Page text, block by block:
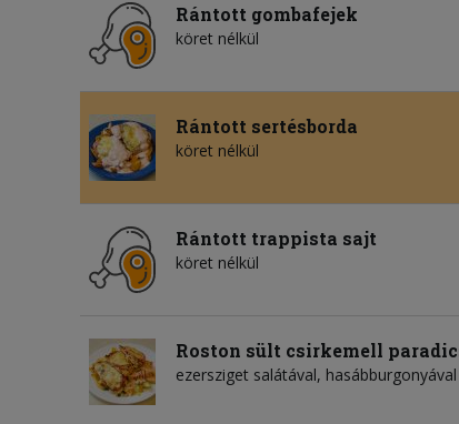
Rántott gombafejek
köret nélkül
Rántott sertésborda
köret nélkül
Rántott trappista sajt
köret nélkül
Roston sült csirkemell
ezersziget salátával, hasábburgonyával